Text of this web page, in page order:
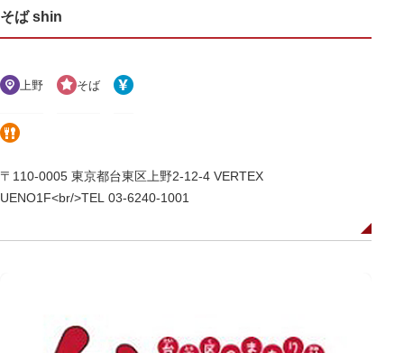
そば shin
上野 そば
〒110-0005 東京都台東区上野2-12-4 VERTEX
UENO1F<br/>TEL 03-6240-1001